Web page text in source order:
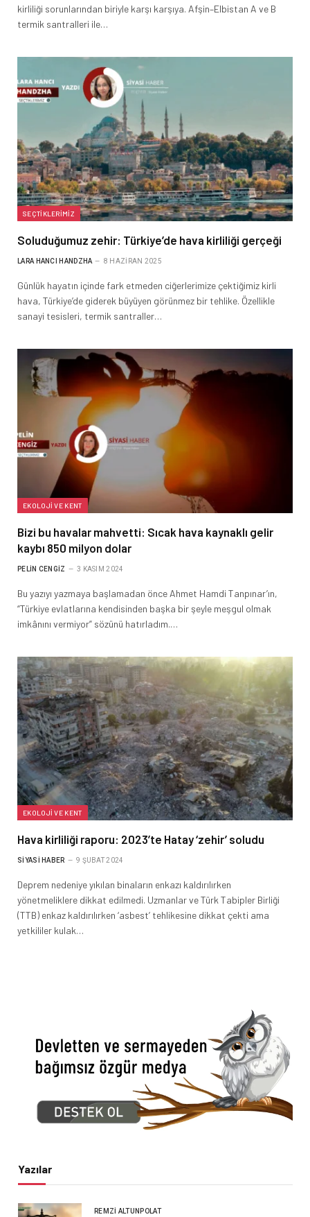
kirliliği sorunlarından biriyle karşı karşıya. Afşin–Elbistan A ve B
termik santralleri ile…
SEÇTIKLERIMIZ
Soluduğumuz zehir: Türkiye’de hava kirliliği gerçeği
LARA HANCI HANDZHA 8 HAZIRAN 2025
Günlük hayatın içinde fark etmeden ciğerlerimize çektiğimiz kirli
hava, Türkiye’de giderek büyüyen görünmez bir tehlike. Özellikle
sanayi tesisleri, termik santraller…
EKOLOJI VE KENT
Bizi bu havalar mahvetti: Sıcak hava kaynaklı gelir
kaybı 850 milyon dolar
PELIN CENGIZ 3 KASIM 2024
Bu yazıyı yazmaya başlamadan önce Ahmet Hamdi Tanpınar’ın,
“Türkiye evlatlarına kendisinden başka bir şeyle meşgul olmak
imkânını vermiyor” sözünü hatırladım.…
EKOLOJI VE KENT
Hava kirliliği raporu: 2023’te Hatay ‘zehir’ soludu
SIYASI HABER 9 ŞUBAT 2024
Deprem nedeniye yıkılan binaların enkazı kaldırılırken
yönetmeliklere dikkat edilmedi. Uzmanlar ve Türk Tabipler Birliği
(TTB) enkaz kaldırılırken ‘asbest’ tehlikesine dikkat çekti ama
yetkililer kulak…
Yazılar
REMZI ALTUNPOLAT